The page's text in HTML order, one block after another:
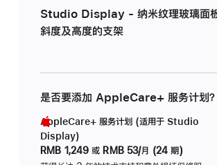
Studio Display - 纳米纹理玻璃面
斜度及高度的支架
是否要添加 AppleCare+ 服务计划？
AppleCare+ 服务计划 (适用于 Studio
Display)
RMB 1,249 或 RMB 53/月 (24 期)